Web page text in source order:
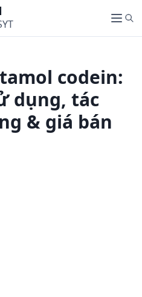
M
e
S
e
codein:
dụng, tác
& giá bán